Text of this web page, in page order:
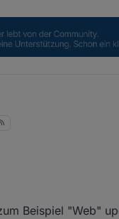
Beispiel "Web"